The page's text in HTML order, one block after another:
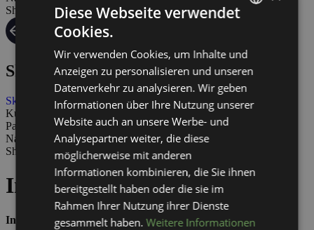
Shops im Winter
Skischule
Skischule
Kurse
Packages
Nauders
Shops im Winter
Impressum & Offenlegung
Inhaber & Betreiber der Website
ENGLISH
Diese Webseite verwendet
Cookies.
Wir verwenden Cookies, um Inhalte und
Anzeigen zu personalisieren und unseren
Datenverkehr zu analysieren. Wir geben
Informationen über Ihre Nutzung unserer
Website auch an unsere Werbe- und
Analysepartner weiter, die diese
möglicherweise mit anderen
Informationen kombinieren, die Sie ihnen
bereitgestellt haben oder die sie im
Rahmen Ihrer Nutzung ihrer Dienste
gesammelt haben.Weitere Informationen